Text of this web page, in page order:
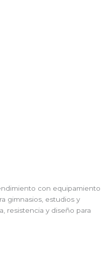
con equipamiento
gimnasios, estudios y
resistencia y diseño para